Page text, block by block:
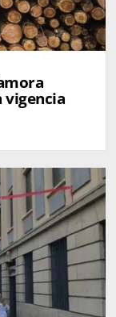
vigencia